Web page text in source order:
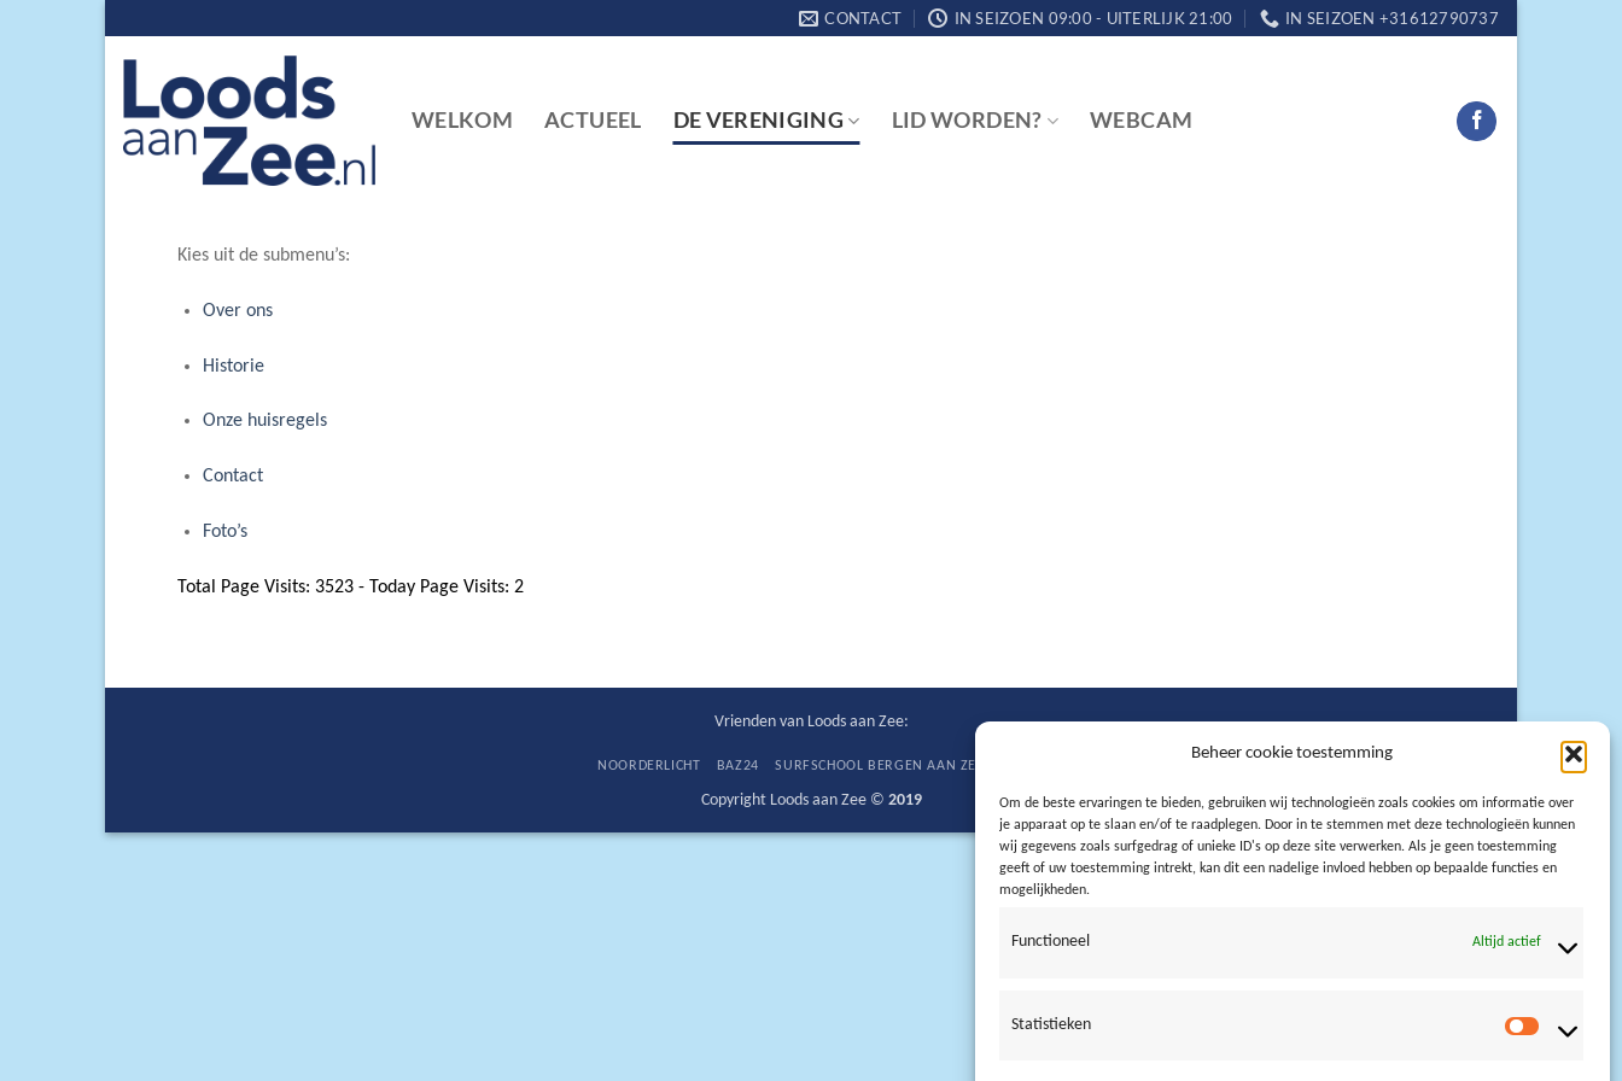
Beheer cookie toestemming
Om de beste ervaringen te bieden, gebruiken wij technologieën zoals cookies om informatie over
je apparaat op te slaan en/of te raadplegen. Door in te stemmen met deze technologieën kunnen
wij gegevens zoals surfgedrag of unieke ID's op deze site verwerken. Als je geen toestemming
geeft of uw toestemming intrekt, kan dit een nadelige invloed hebben op bepaalde functies en
mogelijkheden.
Functioneel Altijd actief
Statistieken
CONTACT IN SEIZOEN 09:00 - UITERLIJK 21:00 IN SEIZOEN +31612790737
WELKOM ACTUEEL DE VERENIGING LID WORDEN? WEBCAM
Kies uit de submenu’s:
Over ons
Historie
Onze huisregels
Contact
Foto’s
Total Page Visits: 3523 - Today Page Visits: 2
Vrienden van Loods aan Zee:
NOORDERLICHT BAZ24 SURFSCHOOL BERGEN AAN ZEE
Copyright Loods aan Zee © 2019